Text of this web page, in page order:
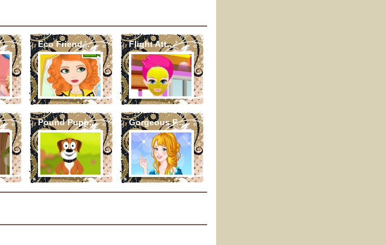
Eco Friend... Flight Att...
Pound Pupp... Gorgeous F...